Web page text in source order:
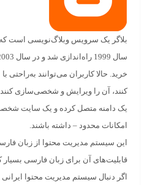
بلاگر
خرید. حالا کاربران می‌توانند به‌راحتی
کنند، آن را ویرایش و شخصی‌سازی کنند،
یک دامنه متصل کرده و یک سایت
امکانات محدود – داشته باشند.
این سیستم مدیریت محتوا از زبان
قابلیت‌های آن برای زبان فارسی
اگر دنبال سیستم مدیریت محتوا ایرانی